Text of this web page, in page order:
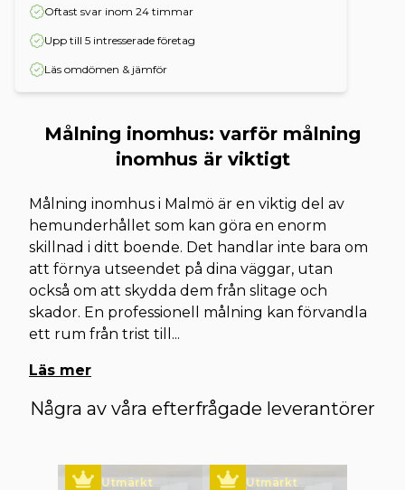
Oftast svar inom 24 timmar
Upp till 5 intresserade företag
Läs omdömen & jämför
Målning inomhus: varför målning
inomhus är viktigt
Målning inomhus i Malmö är en viktig del av
hemunderhållet som kan göra en enorm
skillnad i ditt boende. Det handlar inte bara om
att förnya utseendet på dina väggar, utan
också om att skydda dem från slitage och
skador. En professionell målning kan förvandla
ett rum från trist till ...
Läs mer
Några av våra efterfrågade leverantörer
Utmärkt Utmärkt